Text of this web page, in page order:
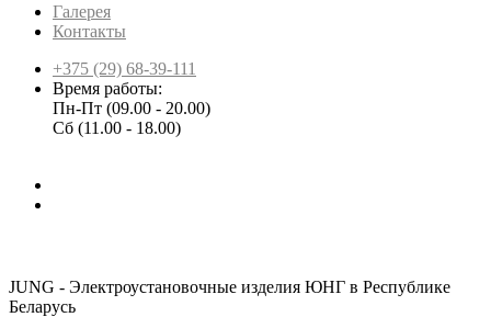
Галерея
Контакты
+375 (29) 68-39-111
Время работы:
Пн-Пт (09.00 - 20.00)
Сб (11.00 - 18.00)
JUNG - Электроустановочные изделия ЮНГ в Республике
Беларусь